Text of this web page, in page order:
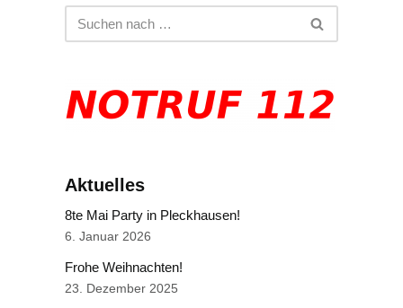
Aktuelles
8te Mai Party in Pleckhausen!
6. Januar 2026
Frohe Weihnachten!
23. Dezember 2025